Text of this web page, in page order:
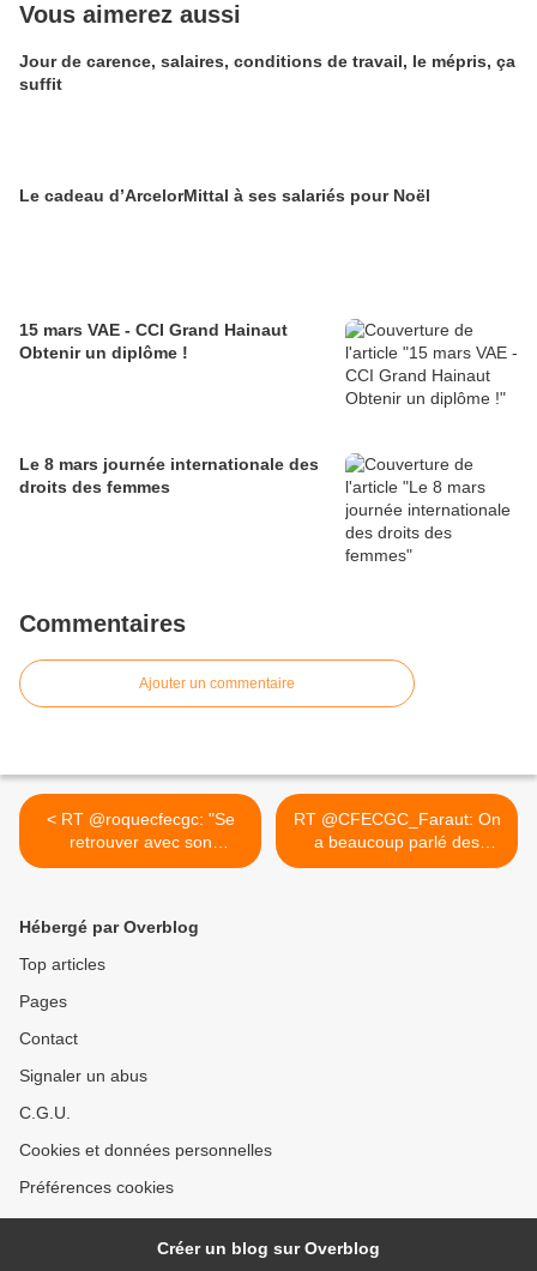
Vous aimerez aussi
Jour de carence, salaires, conditions de travail, le mépris, ça
suffit
Le cadeau d’ArcelorMittal à ses salariés pour Noël
15 mars VAE - CCI Grand Hainaut
Obtenir un diplôme !
Le 8 mars journée internationale des
droits des femmes
Commentaires
Ajouter un commentaire
< RT @roquecfecgc: "Se
retrouver avec son
ordinateur...
RT @CFECGC_Faraut: On
a beaucoup parlé des
ventes... >
Hébergé par Overblog
Top articles
Pages
Contact
Signaler un abus
C.G.U.
Cookies et données personnelles
Préférences cookies
Créer un blog sur Overblog